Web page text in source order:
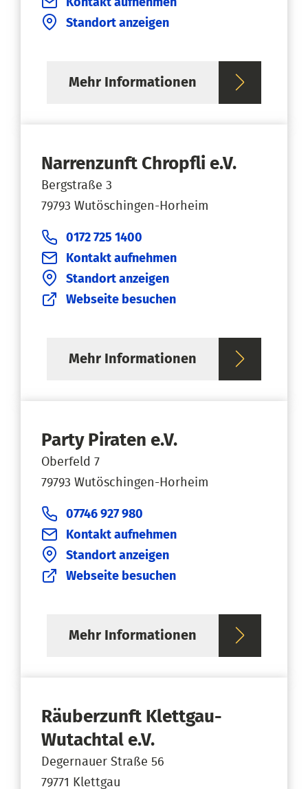
Kontakt aufnehmen
Standort anzeigen
Mehr Informationen
Narrenzunft Chropfli e.V.
Bergstraße 3
79793 Wutöschingen-Horheim
0172 725 1400
Kontakt aufnehmen
Standort anzeigen
Webseite besuchen
Mehr Informationen
Party Piraten e.V.
Oberfeld 7
79793 Wutöschingen-Horheim
07746 927 980
Kontakt aufnehmen
Standort anzeigen
Webseite besuchen
Mehr Informationen
Räuberzunft Klettgau-
Wutachtal e.V.
Degernauer Straße 56
79771 Klettgau